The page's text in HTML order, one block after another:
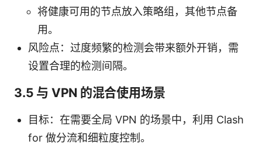
将健康可用的节点放入策略组，其他节点备
用。
风险点：过度频繁的检测会带来额外开销，需
设置合理的检测间隔。
3.5 与 VPN 的混合使用场景
目标：在需要全局 VPN 的场景中，利用 Clash
for 做分流和细粒度控制。